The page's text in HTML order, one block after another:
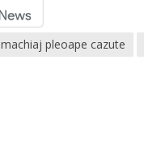
machiaj pleoape cazute